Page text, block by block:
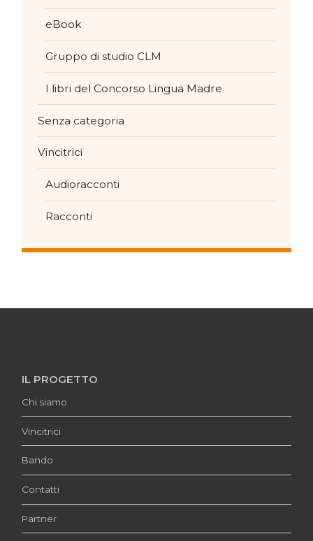
eBook
Gruppo di studio CLM
I libri del Concorso Lingua Madre
Senza categoria
Vincitrici
Audioracconti
Racconti
IL PROGETTO
Chi siamo
Vincitrici
Bando
Contatti
Partner